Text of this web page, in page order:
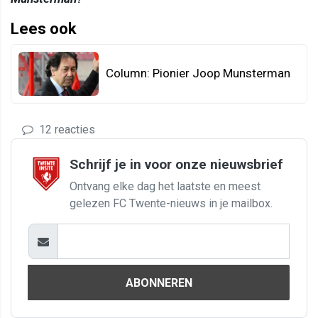
Lees ook
Column: Pionier Joop Munsterman
12 reacties
Schrijf je in voor onze nieuwsbrief
Ontvang elke dag het laatste en meest
gelezen FC Twente-nieuws in je mailbox.
ABONNEREN